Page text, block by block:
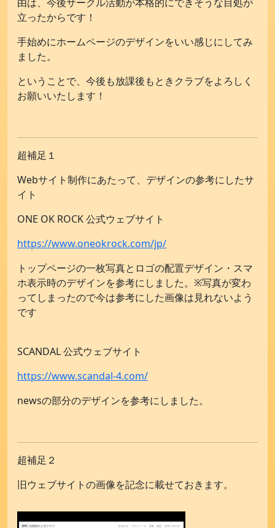
立ったからです！
手始めにホームページのデザインをいい感じにしてみ
ました。
ということで、今後も放課後もときクラブをよろしく
お願いいたします！
超補足１
Webサイト制作にあたって、デザインの参考にしたサ
イト
ONE OK ROCK 公式ウェブサイト
https://www.oneokrock.com/jp/
トップページの一枚写真とロゴの配置デザイン・スマ
ホ表示時のデザインを参考にしました。※写真が変わ
ってしまったので今は参考にした画像は見れないよう
です
SCANDAL 公式ウェブサイト
https://www.scandal-4.com/
newsの部分のデザインを参考にしました。
超補足２
旧ウェブサイトの画像を記念に載せておきます。